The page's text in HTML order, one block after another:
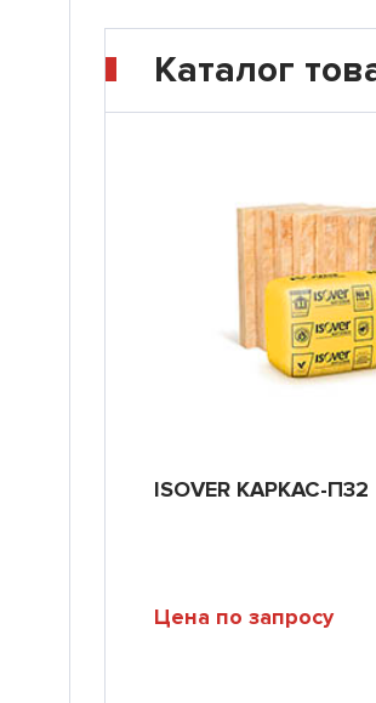
Каталог
ISOVER КАРКАС-П32
Цена по запросу